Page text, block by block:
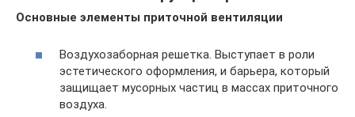
Основные элементы приточной вентиляции
Воздухозаборная решетка. Выступает в роли
эстетического оформления, и барьера, который
защищает мусорных частиц в массах приточного
воздуха.